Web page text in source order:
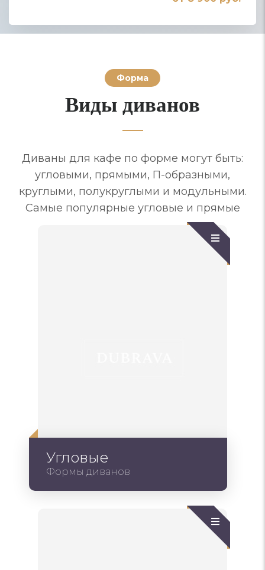
Форма
Виды диванов
Диваны для кафе по форме могут быть:
угловыми, прямыми, П-образными,
круглыми, полукруглыми и модульными.
Самые популярные угловые и прямые
Угловые
Формы диванов